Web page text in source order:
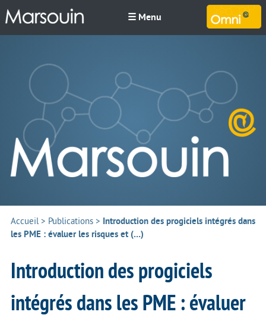
☰ Menu
Accueil> Publications > Introduction des progiciels intégrés dans
les PME : évaluer les risques et (…)
Introduction des progiciels
intégrés dans les PME : évaluer